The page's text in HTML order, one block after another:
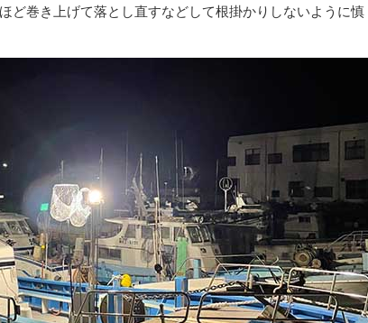
ど巻き上げて落とし直すなどして根掛かりしないように慎